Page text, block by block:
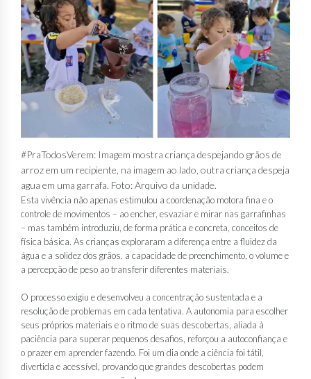
#PraTodosVerem: Imagem mostra criança despejando grãos de
arroz em um recipiente, na imagem ao lado, outra criança despeja
agua em uma garrafa. Foto: Arquivo da unidade.
Esta vivência não apenas estimulou a coordenação motora fina e o
controle de movimentos – ao encher, esvaziar e mirar nas garrafinhas
– mas também introduziu, de forma prática e concreta, conceitos de
física básica. As crianças exploraram a diferença entre a fluidez da
água e a solidez dos grãos, a capacidade de preenchimento, o volume e
a percepção de peso ao transferir diferentes materiais.
O processo exigiu e desenvolveu a concentração sustentada e a
resolução de problemas em cada tentativa. A autonomia para escolher
seus próprios materiais e o ritmo de suas descobertas, aliada à
paciência para superar pequenos desafios, reforçou a autoconfiança e
o prazer em aprender fazendo. Foi um dia onde a ciência foi tátil,
divertida e acessível, provando que grandes descobertas podem